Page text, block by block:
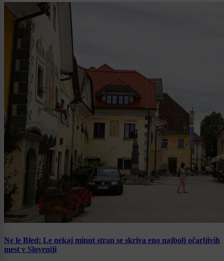
Ne le Bled: Le nekaj minut stran se skriva eno najbolj očarljivih
mest v Sloveniji